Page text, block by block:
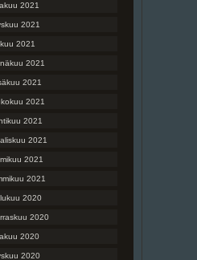
2021
2021
2021
2021
2021
2021
2021
2021
2021
2021
2020
2020
2020
2020